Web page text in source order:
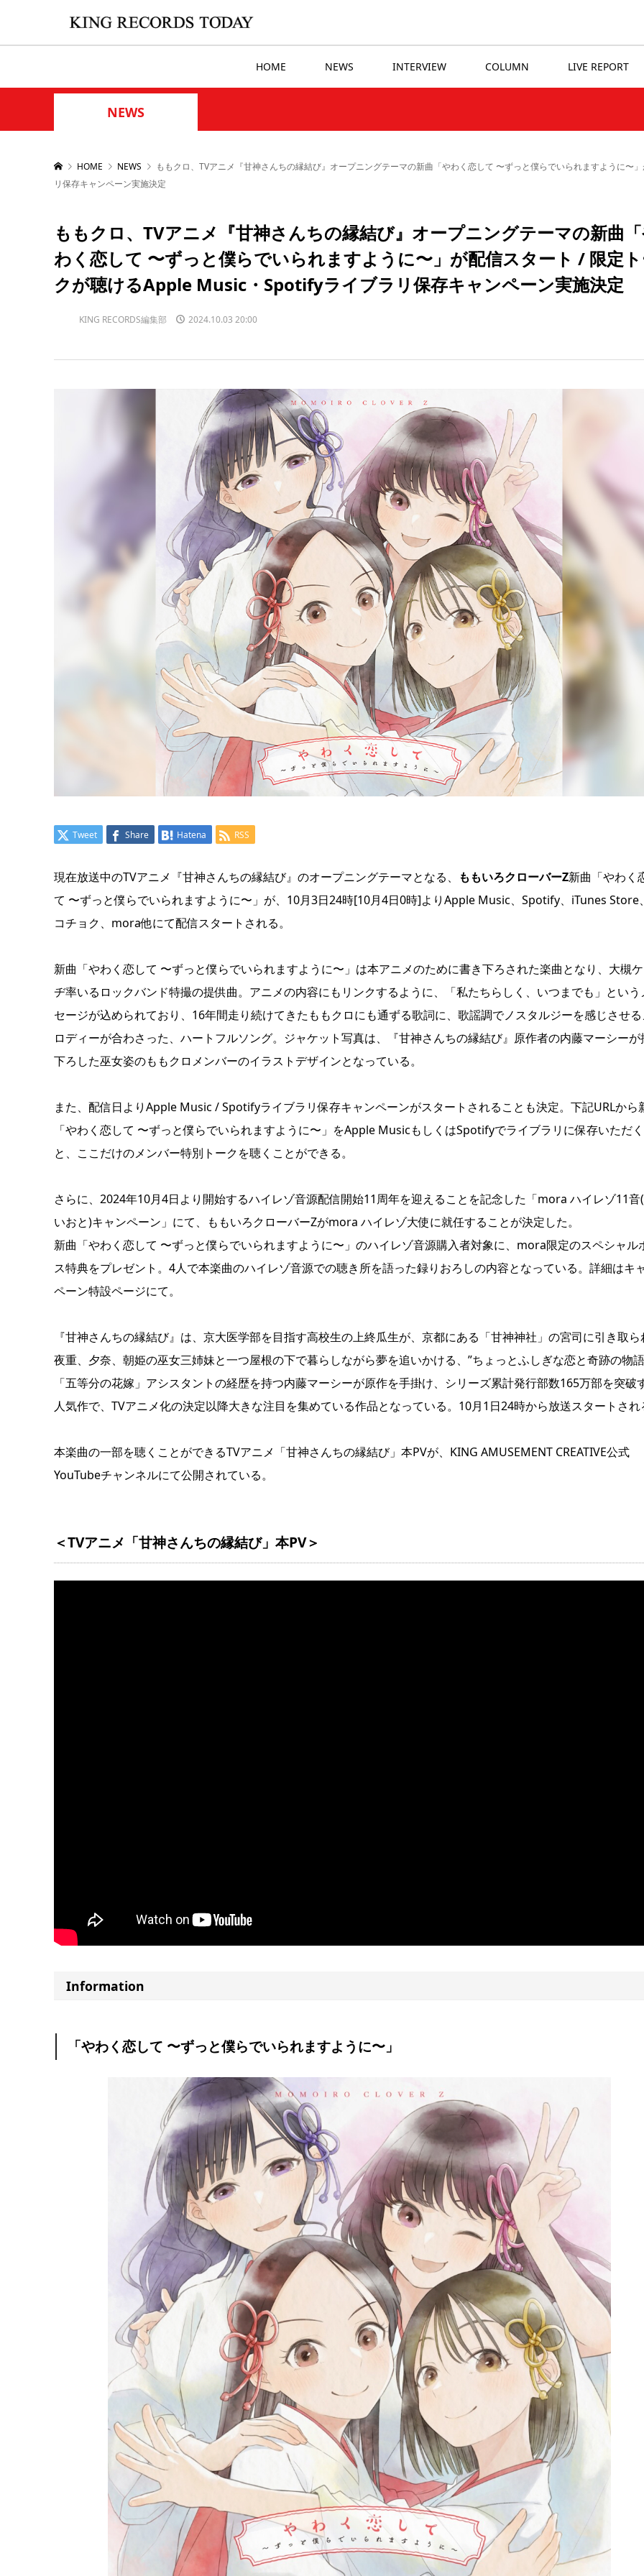
HOME NEWS INTERVIEW COLUMN LIVE REPORT
NEWS
HOME NEWS
ももクロ、TVアニメ『甘神さんちの縁結び』オープニングテーマの新曲「やわく恋して 〜ずっと僕らでいられますように
リ保存キャンペーン実施決定
ももクロ、TVアニメ『甘神さんちの縁結び』オープニングテーマの新曲
わく恋して 〜ずっと僕らでいられますように〜」が配信スタート / 限定
クが聴けるApple Music・Spotifyライブラリ保存キャンペーン実施決定
KING RECORDS編集部 2024.10.03 20:00
Tweet Share Hatena RSS
現在放送中のTVアニメ『甘神さんちの縁結び』のオープニングテーマとなる、 ももいろクローバーZ新曲「やわく
て 〜ずっと僕らでいられますように〜」が、10月3日24時[10月4日0時]よりApple Music、Spotify、iTunes Store
コチョク、mora他にて配信スタートされる。
新曲「やわく恋して 〜ずっと僕らでいられますように〜」は本アニメのために書き下ろされた楽曲となり、大槻
ヂ率いるロックバンド特撮の提供曲。アニメの内容にもリンクするように、「私たちらしく、いつまでも」という
セージが込められており、16年間走り続けてきたももクロにも通ずる歌詞に、歌謡調でノスタルジーを感じさせる
ロディーが合わさった、ハートフルソング。ジャケット写真は、『甘神さんちの縁結び』原作者の内藤マーシーが
下ろした巫女姿のももクロメンバーのイラストデザインとなっている。
また、配信日よりApple Music / Spotifyライブラリ保存キャンペーンがスタートされることも決定。下記URLから
「やわく恋して 〜ずっと僕らでいられますように〜」をApple MusicもしくはSpotifyでライブラリに保存いただく
と、ここだけのメンバー特別トークを聴くことができる。
さらに、2024年10月4日より開始するハイレゾ音源配信開始11周年を迎えることを記念した「mora ハイレゾ11音
いおと)キャンペーン」にて、ももいろクローバーZがmora ハイレゾ大使に就任することが決定した。
新曲「やわく恋して 〜ずっと僕らでいられますように〜」のハイレゾ音源購入者対象に、mora限定のスペシャル
ス特典をプレゼント。4人で本楽曲のハイレゾ音源での聴き所を語った録りおろしの内容となっている。詳細はキ
ペーン特設ページにて。
『甘神さんちの縁結び』は、京大医学部を目指す高校生の上終瓜生が、京都にある「甘神神社」の宮司に引き取ら
夜重、夕奈、朝姫の巫女三姉妹と一つ屋根の下で暮らしながら夢を追いかける、”ちょっとふしぎな恋と奇跡の物語
「五等分の花嫁」アシスタントの経歴を持つ内藤マーシーが原作を手掛け、シリーズ累計発行部数165万部を突破
人気作で、TVアニメ化の決定以降大きな注目を集めている作品となっている。10月1日24時から放送スタートされ
本楽曲の一部を聴くことができるTVアニメ「甘神さんちの縁結び」本PVが、KING AMUSEMENT CREATIVE公式
YouTubeチャンネルにて公開されている。
＜TVアニメ「甘神さんちの縁結び」本PV＞
Information
「やわく恋して 〜ずっと僕らでいられますように〜」